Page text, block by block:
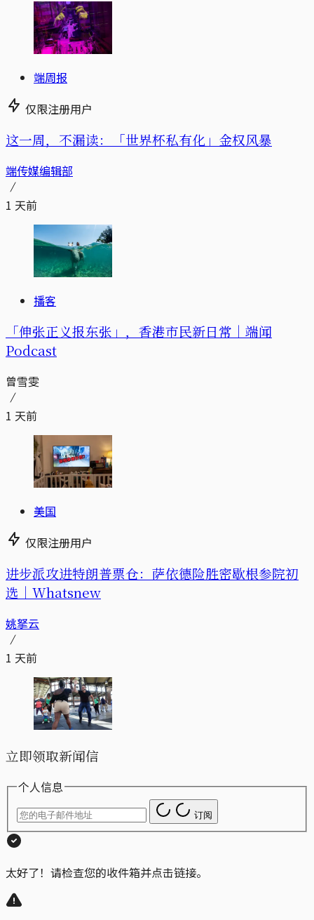
端周报
仅限注册用户
这一周，不漏读：「世界杯私有化」金权风暴
端传媒编辑部
1 天前
播客
「伸张正义报东张」，香港市民新日常｜端闻
Podcast
曾雪雯
1 天前
美国
仅限注册用户
进步派攻进特朗普票仓：萨依德险胜密歇根参院初
选｜Whatsnew
姚拏云
1 天前
立即领取新闻信
个人信息
订阅
太好了！请检查您的收件箱并点击链接。